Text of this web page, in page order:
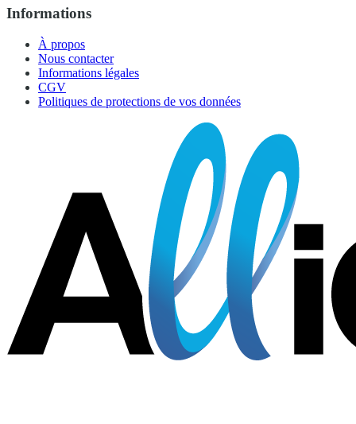
Informations
À propos
Nous contacter
Informations légales
CGV
Politiques de protections de vos données